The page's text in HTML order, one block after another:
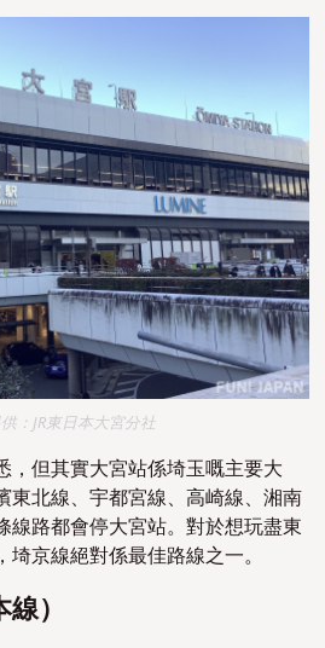
：JR東日本大宮分社
，但其實大宮站係埼玉嘅主要大
東北線、宇都宮線、高崎線、湘南
線路都會停大宮站。對於想玩盡東
埼京線絕對係最佳路線之一。
）